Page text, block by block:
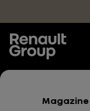
Magazine